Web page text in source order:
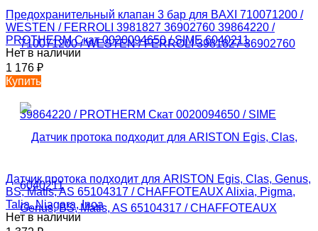
Предохранительный клапан 3 бар для BAXI 710071200 /
WESTEN / FERROLI 3981827 36902760 39864220 /
PROTHERM Скат 0020094650 / SIME 6040211
Нет в наличии
1 176 ₽
Купить
Датчик протока подходит для ARISTON Egis, Clas, Genus,
BS, Matis, AS 65104317 / CHAFFOTEAUX Alixia, Pigma,
Talia, Niagara, Inoa
Нет в наличии